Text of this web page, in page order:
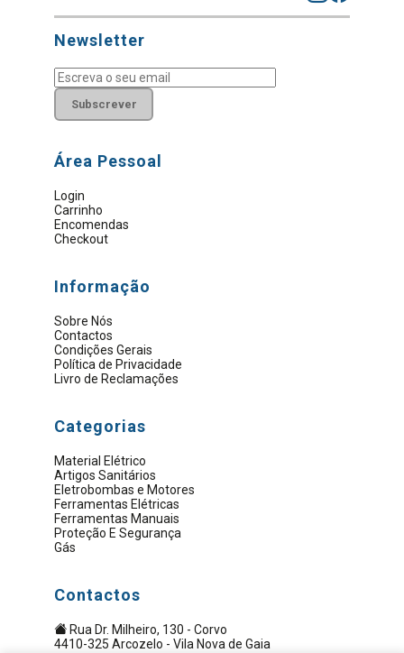
Newsletter
Subscrever
Área Pessoal
Login
Carrinho
Encomendas
Checkout
Informação
Sobre Nós
Contactos
Condições Gerais
Política de Privacidade
Livro de Reclamações
Categorias
Material Elétrico
Artigos Sanitários
Eletrobombas e Motores
Ferramentas Elétricas
Ferramentas Manuais
Proteção E Segurança
Gás
Contactos
Rua Dr. Milheiro, 130 - Corvo
4410-325 Arcozelo - Vila Nova de Gaia